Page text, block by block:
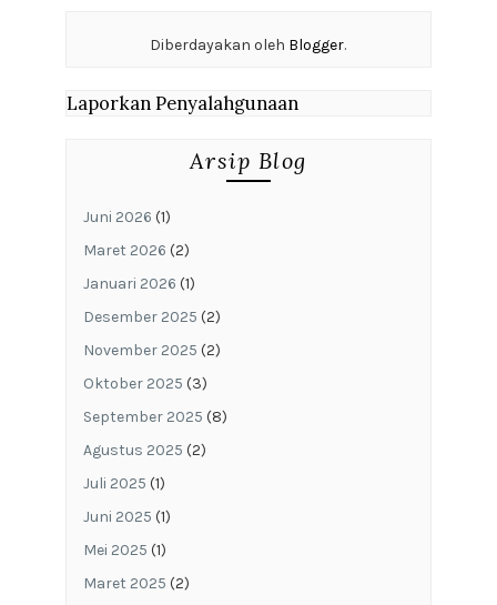
Diberdayakan oleh Blogger.
Laporkan Penyalahgunaan
Arsip Blog
Juni 2026 (1)
Maret 2026 (2)
Januari 2026 (1)
Desember 2025 (2)
November 2025 (2)
Oktober 2025 (3)
September 2025 (8)
Agustus 2025 (2)
Juli 2025 (1)
Juni 2025 (1)
Mei 2025 (1)
Maret 2025 (2)